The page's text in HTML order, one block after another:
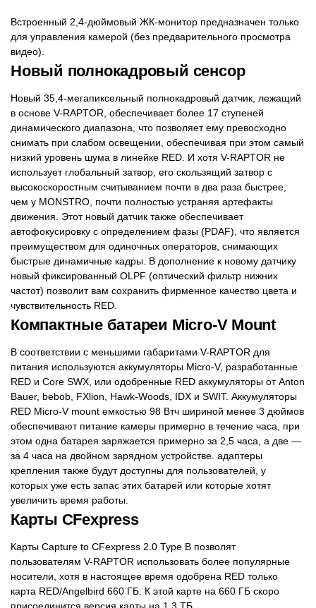
Встроенный 2,4-дюймовый ЖК-монитор предназначен только
для управления камерой (без предварительного просмотра
видео).
Новый полнокадровый сенсор
Новый 35,4-мегапиксельный полнокадровый датчик, лежащий
в основе V-RAPTOR, обеспечивает более 17 ступеней
динамического диапазона, что позволяет ему превосходно
снимать при слабом освещении, обеспечивая при этом самый
низкий уровень шума в линейке RED. И хотя V-RAPTOR не
использует глобальный затвор, его скользящий затвор с
высокоскоростным считыванием почти в два раза быстрее,
чем у MONSTRO, почти полностью устраняя артефакты
движения. Этот новый датчик также обеспечивает
автофокусировку с определением фазы (PDAF), что является
преимуществом для одиночных операторов, снимающих
быстрые динамичные кадры. В дополнение к новому датчику
новый фиксированный OLPF (оптический фильтр нижних
частот) позволит вам сохранить фирменное качество цвета и
чувствительность RED.
Компактные батареи Micro-V Mount
В соответствии с меньшими габаритами V-RAPTOR для
питания используются аккумуляторы Micro-V, разработанные
RED и Core SWX, или одобренные RED аккумуляторы от Anton
Bauer, bebob, FXlion, Hawk-Woods, IDX и SWIT. Аккумуляторы
RED Micro-V mount емкостью 98 Втч шириной менее 3 дюймов
обеспечивают питание камеры примерно в течение часа, при
этом одна батарея заряжается примерно за 2,5 часа, а две —
за 4 часа на двойном зарядном устройстве. адаптеры
крепления также будут доступны для пользователей, у
которых уже есть запас этих батарей или которые хотят
увеличить время работы.
Карты CFexpress
Карты Capture to CFexpress 2.0 Type B позволят
пользователям V-RAPTOR использовать более популярные
носители, хотя в настоящее время одобрена RED только
карта RED/Angelbird 660 ГБ. К этой карте на 660 ГБ скоро